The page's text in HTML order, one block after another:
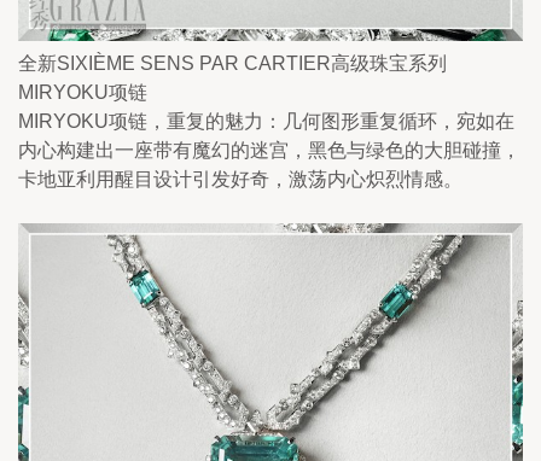
全新SIXIÈME SENS PAR CARTIER高级珠宝系列
MIRYOKU项链
MIRYOKU项链，重复的魅力：几何图形重复循环，宛如在
内心构建出一座带有魔幻的迷宫，黑色与绿色的大胆碰撞，
卡地亚利用醒目设计引发好奇，激荡内心炽烈情感。